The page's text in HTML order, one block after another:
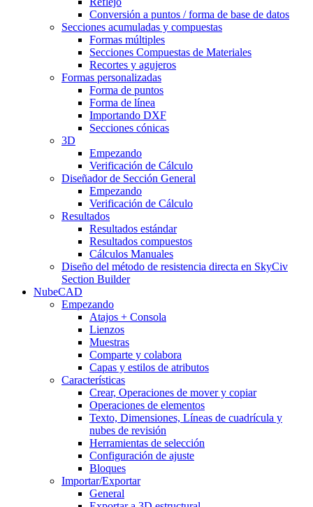
Conversión a puntos / forma de base de datos
Secciones acumuladas y compuestas
Formas múltiples
Secciones Compuestas de Materiales
Recortes y agujeros
Formas personalizadas
Forma de puntos
Forma de línea
Importando DXF
Secciones cónicas
3D
Empezando
Verificación de Cálculo
Diseñador de Sección General
Empezando
Verificación de Cálculo
Resultados
Resultados estándar
Resultados compuestos
Cálculos Manuales
Diseño del método de resistencia directa en SkyCiv
Section Builder
NubeCAD
Empezando
Atajos + Consola
Lienzos
Muestras
Comparte y colabora
Capas y estilos de atributos
Características
Crear, Operaciones de mover y copiar
Operaciones de elementos
Texto, Dimensiones, Líneas de cuadrícula y
nubes de revisión
Herramientas de selección
Configuración de ajuste
Bloques
Importar/Exportar
General